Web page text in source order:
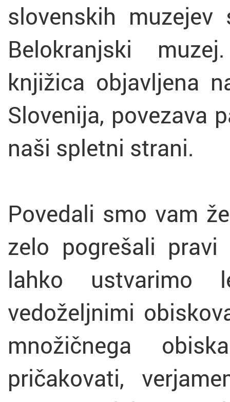
slovenskih
Belokranjski
knjižica objavljena
Slovenija, povezava
naši spletni strani.
Povedali smo vam
zelo pogrešali
lahko
vedoželjnimi
množičnega
pričakovati,